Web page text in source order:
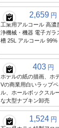
2,659 円
工業用アルコール 高濃
浄機械・機器 電子ガラ
槽 25L アルコール 99%
403 円
ホテルの紙の描画、ホ
Vの商業用白いラップ
ル、ホールボックスル
な大型ナプキン卸売
1,524 円